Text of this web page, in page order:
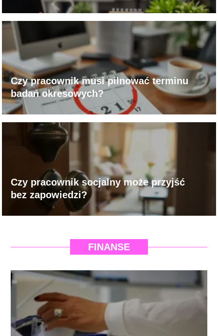
Czy pracownik musi pilnować terminu
badań okresowych?
Czy pracownik socjalny może przyjść
bez zapowiedzi?
FINANSE